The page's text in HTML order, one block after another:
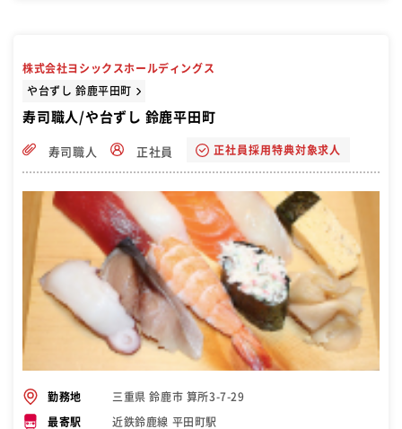
株式会社ヨシックスホールディングス
や台ずし 鈴鹿平田町
寿司職人/や台ずし 鈴鹿平田町
寿司職人 正社員 正社員採用特典対象求人
勤務地 三重県 鈴鹿市 算所3-7-29
最寄駅 近鉄鈴鹿線 平田町駅